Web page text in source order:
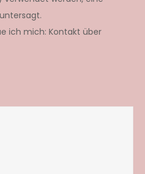
ich mich: Kontakt über